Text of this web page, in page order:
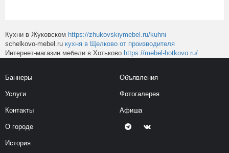
Кухни в Жуковском https://zhukovskiymebel.ru/kuhni
schelkovo-mebel.ru кухня в Щелково от производителя
Интернет-магазин мебели в Хотьково https://mebel-hotkovo.ru/
Баннеры
Услуги
Контакты
О городе
История
Объявления
Фотогалерея
Афиша